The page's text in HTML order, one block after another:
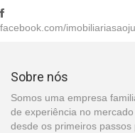
facebook.com/
Sobre nós
Somos uma empresa
de experiência no
desde os primeiros